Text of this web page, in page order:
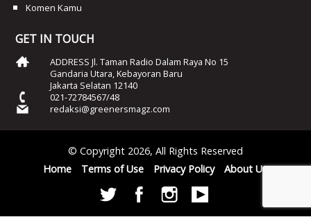
Komen Kamu
GET IN TOUCH
ADDRESS Jl. Taman Radio Dalam Raya No 15
Gandaria Utara, Kebayoran Baru
Jakarta Selatan 12140
021-72784567/48
redaksi@greenersmagz.com
© Copyright 2026, All Rights Reserved
Home
Terms of Use Privacy Policy About Us